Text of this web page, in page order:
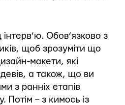
Обов’язково з
щоб зрозуміти що
макети, які
девів, а також, що ви
з ранніх етапів
Потім – з кимось із